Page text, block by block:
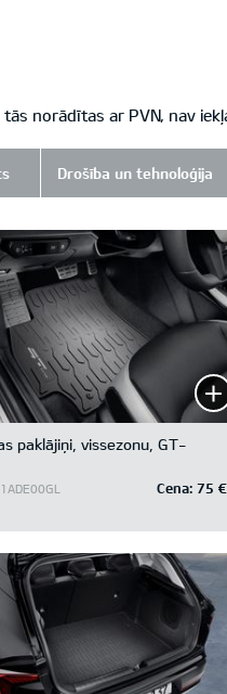
norādītas ar PVN, nav
Drošība un tehnoloģija
paklājiņi, vissezonu, GT-
Cena: 75 €